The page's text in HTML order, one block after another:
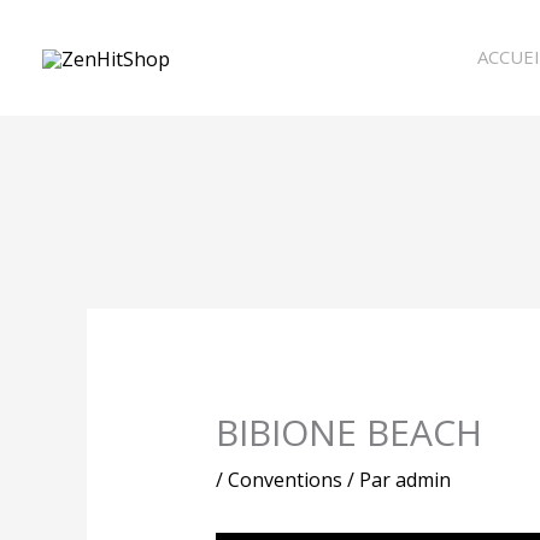
BIBIONE BEACH
/Conventions / Paradmin